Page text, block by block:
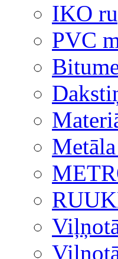
IKO
PVC